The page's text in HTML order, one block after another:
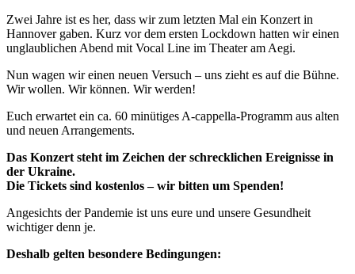
Zwei Jahre ist es her, dass wir zum letzten Mal ein Konzert in
Hannover gaben. Kurz vor dem ersten Lockdown hatten wir einen
unglaublichen Abend mit Vocal Line im Theater am Aegi.
Nun wagen wir einen neuen Versuch – uns zieht es auf die Bühne.
Wir wollen. Wir können. Wir werden!
Euch erwartet ein ca. 60 minütiges A-cappella-Programm aus alten
und neuen Arrangements.
Das Konzert steht im Zeichen der schrecklichen Ereignisse in
der Ukraine.
Die Tickets sind kostenlos – wir bitten um Spenden!
Angesichts der Pandemie ist uns eure und unsere Gesundheit
wichtiger denn je.
Deshalb gelten besondere Bedingungen: